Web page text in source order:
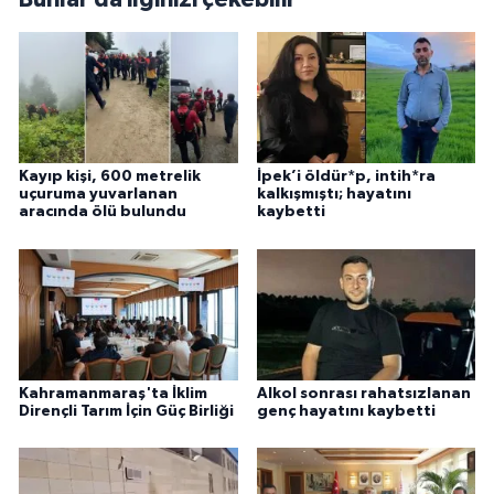
Kayıp kişi, 600 metrelik
uçuruma yuvarlanan
aracında ölü bulundu
İpek’i öldür*p, intih*ra
kalkışmıştı; hayatını
kaybetti
Kahramanmaraş'ta İklim
Dirençli Tarım İçin Güç Birliği
Alkol sonrası rahatsızlanan
genç hayatını kaybetti